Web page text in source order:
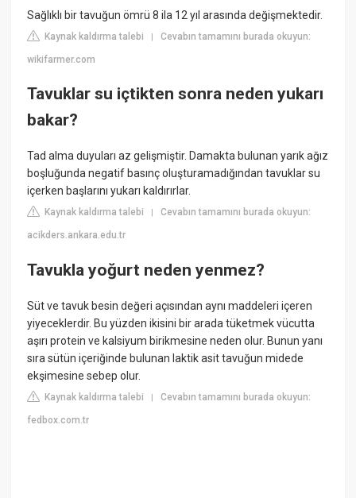
Sağlıklı bir tavuğun ömrü 8 ila 12 yıl arasında değişmektedir.
Kaynak kaldırma talebi |Cevabın tamamını burada okuyun:
wikifarmer.com
Tavuklar su içtikten sonra neden yukarı
bakar?
Tad alma duyuları az gelişmiştir. Damakta bulunan yarık ağız
boşluğunda negatif basınç oluşturamadığından tavuklar su
içerken başlarını yukarı kaldırırlar.
Kaynak kaldırma talebi |Cevabın tamamını burada okuyun:
acikders.ankara.edu.tr
Tavukla yoğurt neden yenmez?
Süt ve tavuk besin değeri açısından aynı maddeleri içeren
yiyeceklerdir. Bu yüzden ikisini bir arada tüketmek vücutta
aşırı protein ve kalsiyum birikmesine neden olur. Bunun yanı
sıra sütün içeriğinde bulunan laktik asit tavuğun midede
ekşimesine sebep olur.
Kaynak kaldırma talebi |Cevabın tamamını burada okuyun:
fedbox.com.tr